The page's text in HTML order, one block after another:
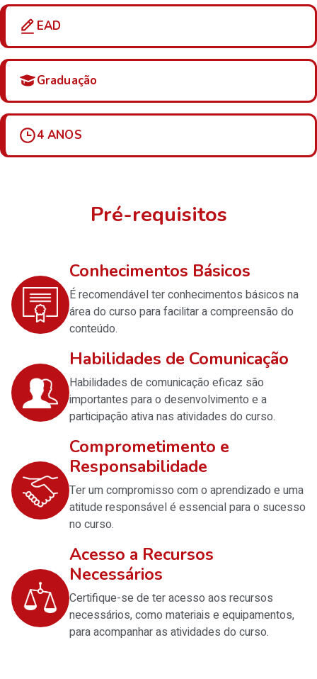
EAD
Graduação
4 ANOS
Pré-requisitos
Conhecimentos Básicos
É recomendável ter conhecimentos básicos na
área do curso para facilitar a compreensão do
conteúdo.
Habilidades de Comunicação
Habilidades de comunicação eficaz são
importantes para o desenvolvimento e a
participação ativa nas atividades do curso.
Comprometimento e
Responsabilidade
Ter um compromisso com o aprendizado e uma
atitude responsável é essencial para o sucesso
no curso.
Acesso a Recursos
Necessários
Certifique-se de ter acesso aos recursos
necessários, como materiais e equipamentos,
para acompanhar as atividades do curso.